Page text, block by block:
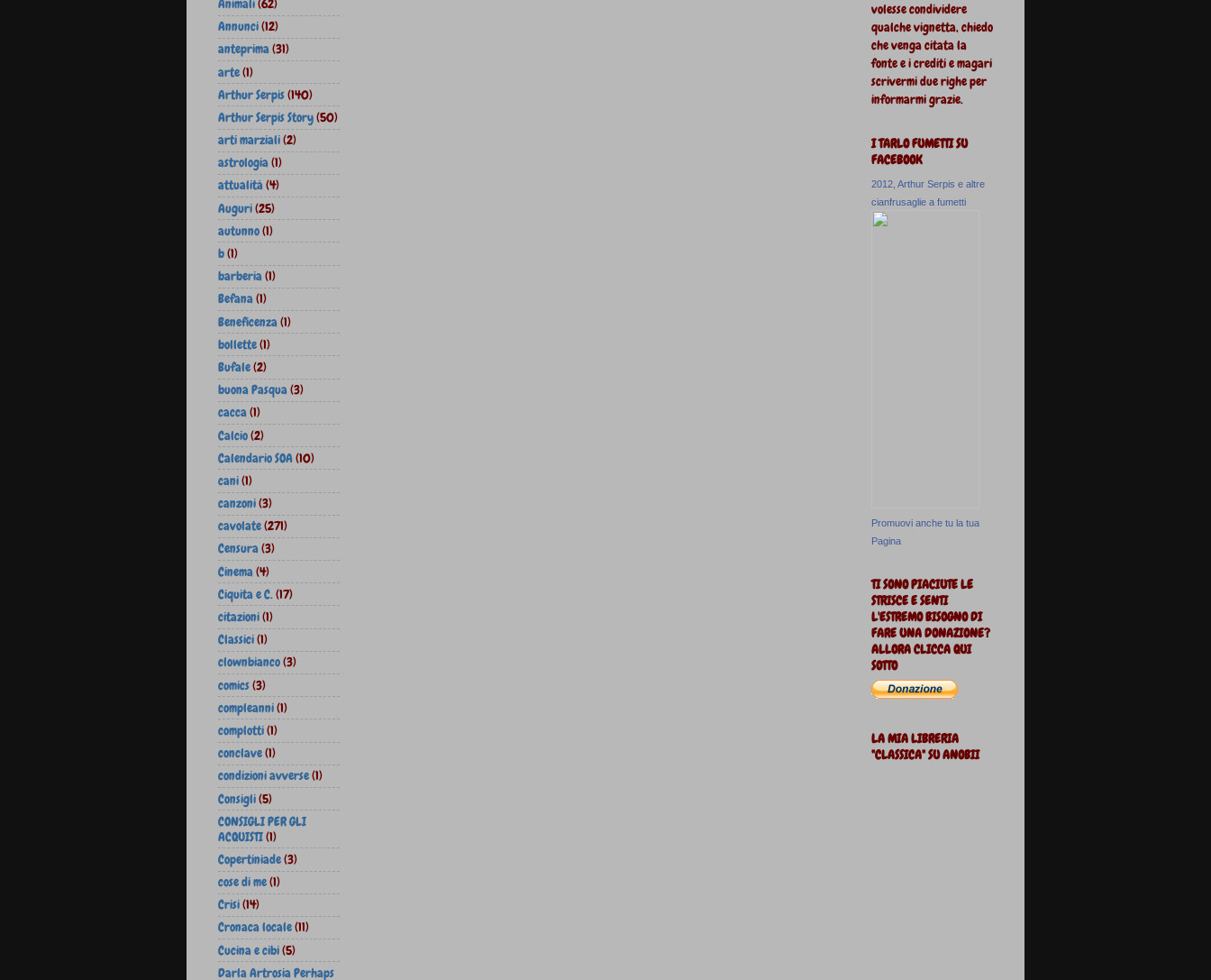
Animali(62)
Annunci(12)
anteprima(31)
arte(1)
Arthur Serpis(140)
Arthur Serpis Story(50)
arti marziali(2)
astrologia(1)
attualità(4)
Auguri(25)
autunno(1)
b(1)
barberia(1)
Befana(1)
Beneficenza(1)
bollette(1)
Bufale(2)
buona Pasqua(3)
cacca(1)
Calcio(2)
Calendario SOA(10)
cani(1)
canzoni(3)
cavolate(271)
Censura(3)
Cinema(4)
Ciquita e C.(17)
citazioni(1)
Classici(1)
clownbianco(3)
comics(3)
compleanni(1)
complotti(1)
conclave(1)
condizioni avverse(1)
Consigli(5)
CONSIGLI PER GLI
ACQUISTI(1)
Copertiniade(3)
cose di me(1)
Crisi(14)
Cronaca locale(11)
Cucina e cibi(5)
Darla Artrosia Perhaps
volesse condividere
qualche vignetta, chiedo
che venga citata la
fonte e i crediti e magari
scrivermi due righe per
informarmi grazie.
I TARLO FUMETTI SU
FACEBOOK
2012, Arthur Serpis e altre
cianfrusaglie a fumetti
Promuovi anche tu la tua
Pagina
TI SONO PIACIUTE LE
STRISCE E SENTI
L'ESTREMO BISOGNO DI
FARE UNA DONAZIONE?
ALLORA CLICCA QUI
SOTTO
LA MIA LIBRERIA
"CLASSICA" SU ANOBII